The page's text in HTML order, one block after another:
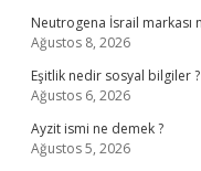
Neutrogena İsrail markası
Ağustos 8, 2026
Eşitlik nedir sosyal bilgiler ?
Ağustos 6, 2026
Ayzit ismi ne demek ?
Ağustos 5, 2026